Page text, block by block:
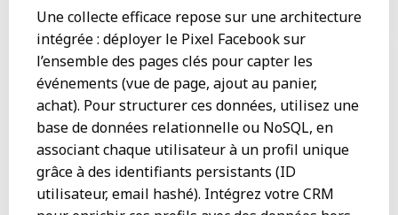
Une collecte efficace repose sur une architecture
intégrée : déployer le Pixel Facebook sur
l’ensemble des pages clés pour capter les
événements (vue de page, ajout au panier,
achat). Pour structurer ces données, utilisez une
base de données relationnelle ou NoSQL, en
associant chaque utilisateur à un profil unique
grâce à des identifiants persistants (ID
utilisateur, email hashé). Intégrez votre CRM